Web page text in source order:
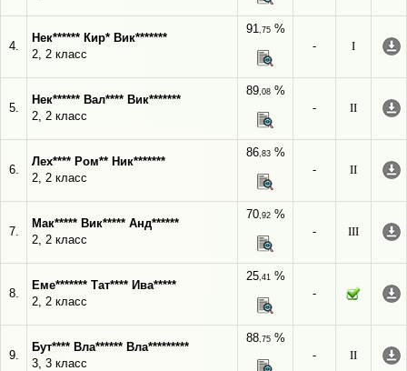
4.
Нек****** Кир* Вик*******
2, 2 класс
91,75%
-
I
5.
Нек****** Вал**** Вик*******
2, 2 класс
89,08%
-
II
6.
Лех**** Ром** Ник*******
2, 2 класс
86,83%
-
II
7.
Мак***** Вик***** Анд******
2, 2 класс
70,92%
-
III
8.
Еме******* Тат**** Ива*****
2, 2 класс
25,41%
-
9.
Бут**** Вла****** Вла*********
3, 3 класс
88,75%
-
II